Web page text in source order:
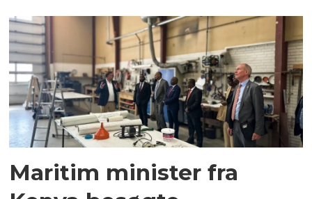
Maritim minister fra